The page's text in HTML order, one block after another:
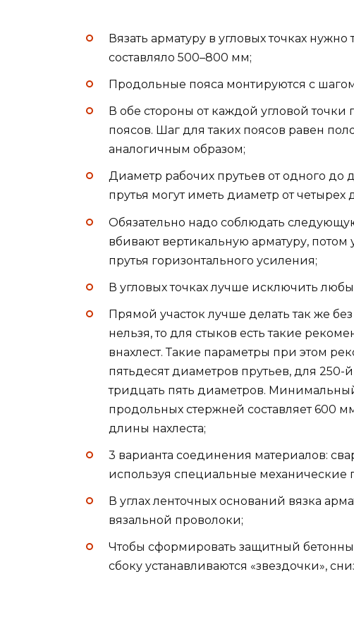
Вязать арматуру в угловых точках
составляло 500–800 мм;
Продольные пояса монтируются с
В обе стороны от каждой угловой
поясов. Шаг для таких поясов равен
аналогичным образом;
Диаметр рабочих прутьев от одного до
прутья могут иметь диаметр от
Обязательно надо соблюдать
вбивают вертикальную арматуру,
прутья горизонтального усиления;
В угловых точках лучше исключить
Прямой участок лучше делать так же
нельзя, то для стыков есть такие
внахлест. Такие параметры при этом
пятьдесят диаметров прутьев, для
тридцать пять диаметров.
продольных стержней составляет 600
длины нахлеста;
3 варианта соединения материалов:
используя специальные механические
В углах ленточных оснований вязка
вязальной проволоки;
Чтобы сформировать защитный
сбоку устанавливаются «звездочки»,